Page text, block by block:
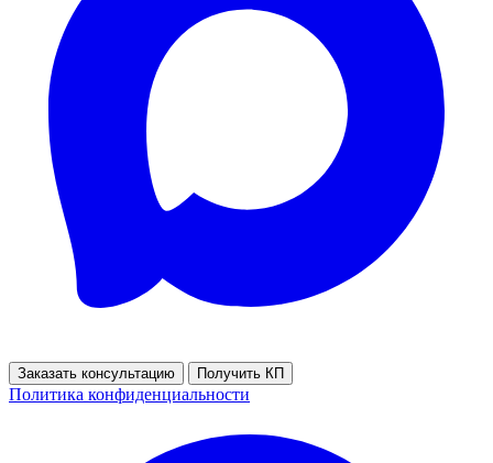
Заказать консультацию Получить КП
Политика конфиденциальности